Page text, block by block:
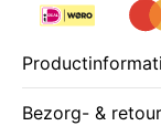
Bezorg- &